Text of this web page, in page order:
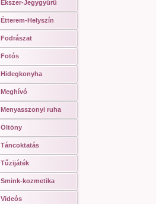
Ékszer-Jegygyűrű
Étterem-Helyszín
Fodrászat
Fotós
Hidegkonyha
Meghívó
Menyasszonyi ruha
Öltöny
Táncoktatás
Tűzijáték
Smink-kozmetika
Videós